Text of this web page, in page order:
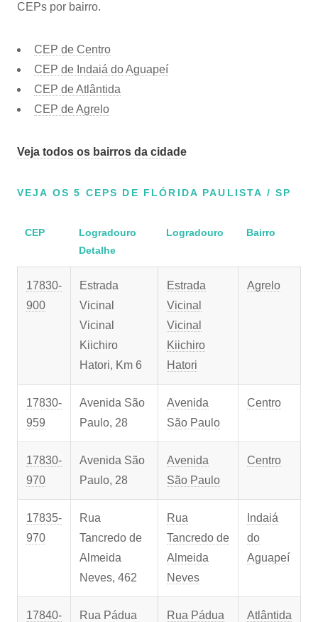
CEPs por bairro.
CEP de Centro
CEP de Indaiá do Aguapeí
CEP de Atlântida
CEP de Agrelo
Veja todos os bairros da cidade
VEJA OS 5 CEPS DE FLÓRIDA PAULISTA / SP
CEP
Logradouro
Detalhe
Logradouro Bairro
17830-
900
Estrada
Vicinal
Vicinal
Kiichiro
Hatori, Km 6
Estrada
Vicinal
Vicinal
Kiichiro
Hatori
Agrelo
17830-
959
Avenida São
Paulo, 28
Avenida
São Paulo
Centro
17830-
970
Avenida São
Paulo, 28
Avenida
São Paulo
Centro
17835-
970
Rua
Tancredo de
Almeida
Neves, 462
Rua
Tancredo de
Almeida
Neves
Indaiá
do
Aguapeí
17840- Rua Pádua Rua Pádua Atlântida